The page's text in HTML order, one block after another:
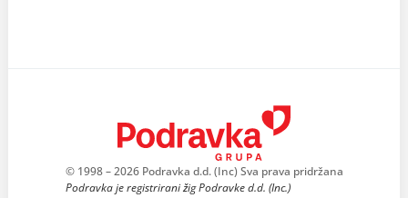
© 1998 – 2026 Podravka d.d. (Inc) Sva prava pridržana
Podravka je registrirani žig Podravke d.d. (Inc.)